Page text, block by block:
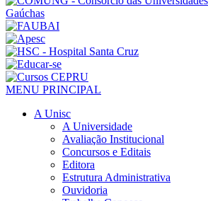
MENU PRINCIPAL
A Unisc
A Universidade
Avaliação Institucional
Concursos e Editais
Editora
Estrutura Administrativa
Ouvidoria